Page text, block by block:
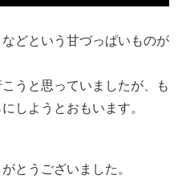
どという甘づっぱいものが
うと思っていましたが、も
しようとおもいます。
とうございました。